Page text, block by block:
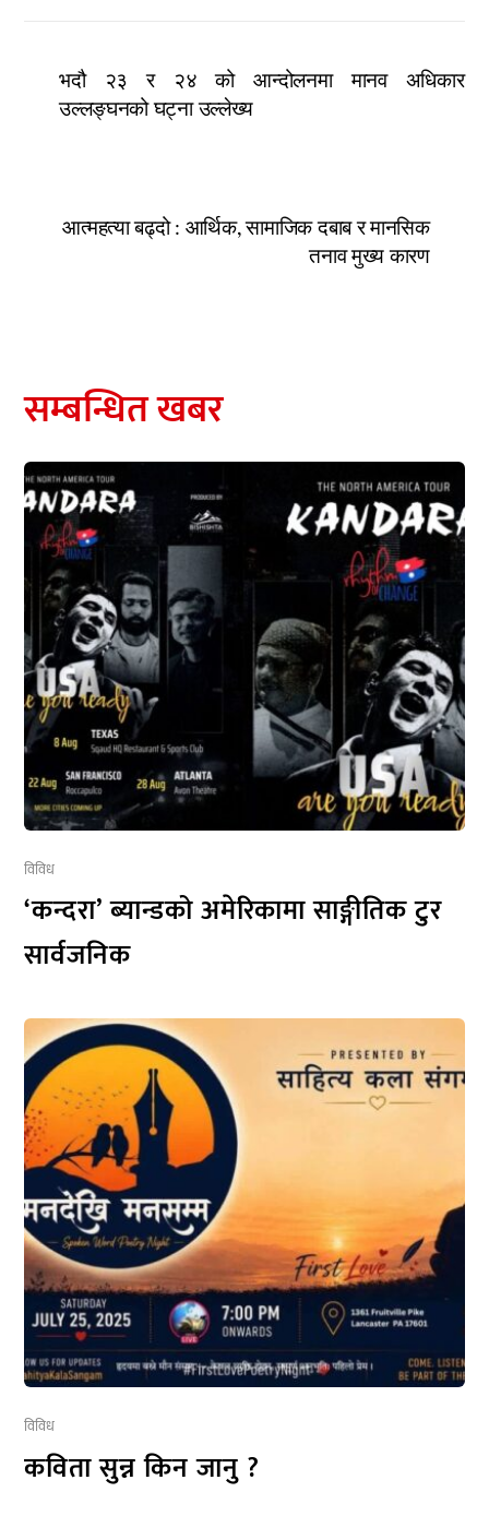
भदौ २३ र २४ को आन्दोलनमा मानव अधिकार
उल्लङ्घनको घट्ना उल्लेख्य
आत्महत्या बढ्दो : आर्थिक, सामाजिक दबाब र मानसिक
तनाव मुख्य कारण
सम्बन्धित खबर
विविध
‘कन्दरा’ ब्यान्डको अमेरिकामा साङ्गीतिक टुर
सार्वजनिक
विविध
कविता सुन्न किन जानु ?